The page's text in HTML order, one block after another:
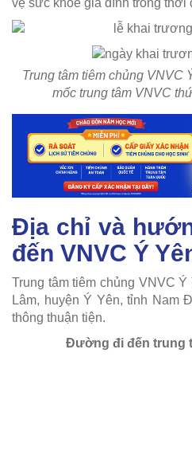
Trung tâm tiêm chủng VNVC
mốc trung tâm VNVC
Địa chỉ và
đến VNVC Ý
Trung tâm tiêm chủng VNVC
Lâm, huyện Ý Yên, tỉnh Nam
thông thuận tiện.
Đường đi đến trung